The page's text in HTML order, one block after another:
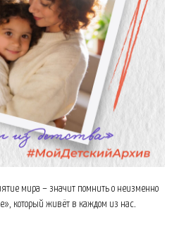
мира – значит помнить о неизменно
который живёт в каждом из нас.